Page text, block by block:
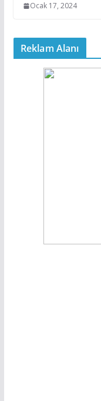
Ocak 17, 2024
Reklam Alanı